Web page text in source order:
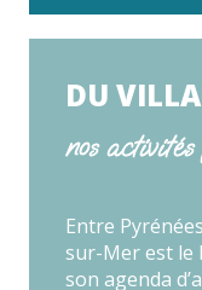
DU
nos
Entre
sur-Mer est le
son agenda